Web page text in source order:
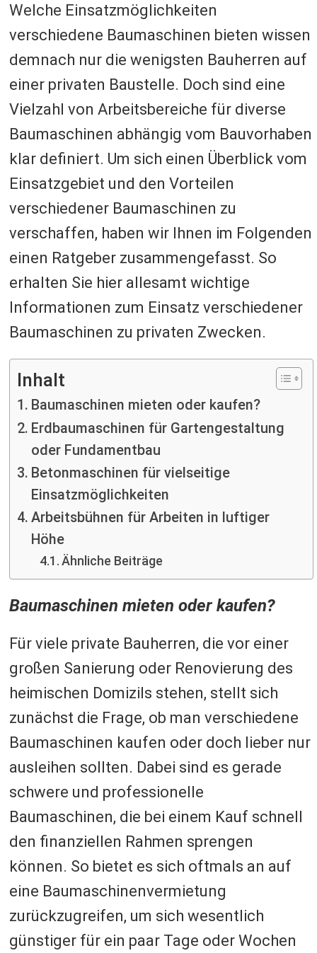
Welche Einsatzmöglichkeiten
verschiedene Baumaschinen bieten wissen
demnach nur die wenigsten Bauherren auf
einer privaten Baustelle. Doch sind eine
Vielzahl von Arbeitsbereiche für diverse
Baumaschinen abhängig vom Bauvorhaben
klar definiert. Um sich einen Überblick vom
Einsatzgebiet und den Vorteilen
verschiedener Baumaschinen zu
verschaffen, haben wir Ihnen im Folgenden
einen Ratgeber zusammengefasst. So
erhalten Sie hier allesamt wichtige
Informationen zum Einsatz verschiedener
Baumaschinen zu privaten Zwecken.
Inhalt
Baumaschinen mieten oder kaufen?
Erdbaumaschinen für Gartengestaltung
oder Fundamentbau
Betonmaschinen für vielseitige
Einsatzmöglichkeiten
Arbeitsbühnen für Arbeiten in luftiger
Höhe
Ähnliche Beiträge
Baumaschinen mieten oder kaufen?
Für viele private Bauherren, die vor einer
großen Sanierung oder Renovierung des
heimischen Domizils stehen, stellt sich
zunächst die Frage, ob man verschiedene
Baumaschinen kaufen oder doch lieber nur
ausleihen sollten. Dabei sind es gerade
schwere und professionelle
Baumaschinen, die bei einem Kauf schnell
den finanziellen Rahmen sprengen
können. So bietet es sich oftmals an auf
eine Baumaschinenvermietung
zurückzugreifen, um sich wesentlich
günstiger für ein paar Tage oder Wochen